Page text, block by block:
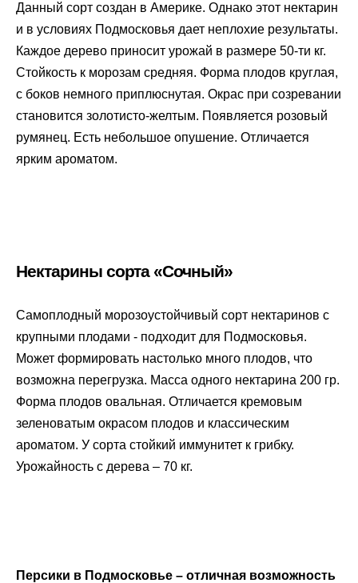
Данный сорт создан в Америке. Однако этот нектарин
и в условиях Подмосковья дает неплохие результаты.
Каждое дерево приносит урожай в размере 50-ти кг.
Стойкость к морозам средняя. Форма плодов круглая,
с боков немного приплюснутая. Окрас при созревании
становится золотисто-желтым. Появляется розовый
румянец. Есть небольшое опушение. Отличается
ярким ароматом.
Нектарины сорта «Сочный»
Самоплодный морозоустойчивый сорт нектаринов с
крупными плодами - подходит для Подмосковья.
Может формировать настолько много плодов, что
возможна перегрузка. Масса одного нектарина 200 гр.
Форма плодов овальная. Отличается кремовым
зеленоватым окрасом плодов и классическим
ароматом. У сорта стойкий иммунитет к грибку.
Урожайность с дерева – 70 кг.
Персики в Подмосковье – отличная возможность